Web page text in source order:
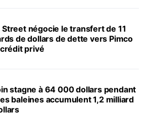
Street négocie le transfert de 11
de dollars de dette vers Pimco
privé
stagne à 64 000 dollars pendant
baleines accumulent 1,2 milliard